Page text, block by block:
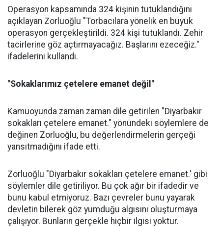
Operasyon kapsamında 324 kişinin tutuklandığını
açıklayan Zorluoğlu "Torbacılara yönelik en büyük
operasyon gerçekleştirildi. 324 kişi tutuklandı. Zehir
tacirlerine göz açtırmayacağız. Başlarını ezeceğiz."
ifadelerini kullandı.
"Sokaklarımız çetelere emanet değil"
Kamuoyunda zaman zaman dile getirilen "Diyarbakır
sokakları çetelere emanet." yönündeki söylemlere de
değinen Zorluoğlu, bu değerlendirmelerin gerçeği
yansıtmadığını ifade etti.
Zorluoğlu "Diyarbakır sokakları çetelere emanet.' gibi
söylemler dile getiriliyor. Bu çok ağır bir ifadedir ve
bunu kabul etmiyoruz. Bazı çevreler bunu yayarak
devletin bilerek göz yumduğu algısını oluşturmaya
çalışıyor. Bunların gerçekle hiçbir ilgisi yoktur.